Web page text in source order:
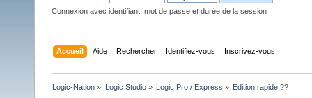
Connexion avec identifiant, mot de passe et durée de la session
Accueil Aide Rechercher Identifiez-vous Inscrivez-vous
Logic-Nation » Logic Studio» Logic Pro / Express » Edition rapide ??